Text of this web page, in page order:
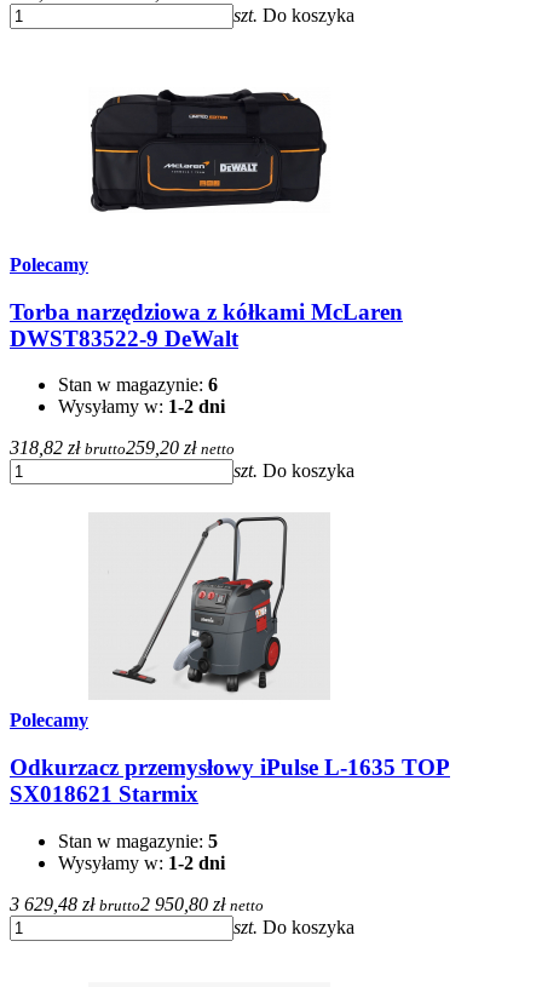
szt. Do koszyka
Polecamy
Torba narzędziowa z kółkami McLaren
DWST83522-9 DeWalt
Stan w magazynie: 6
Wysyłamy w: 1-2 dni
318,82 zł brutto259,20 zł netto
szt. Do koszyka
Polecamy
Odkurzacz przemysłowy iPulse L-1635 TOP
SX018621 Starmix
Stan w magazynie: 5
Wysyłamy w: 1-2 dni
3 629,48 zł brutto2 950,80 zł netto
szt. Do koszyka